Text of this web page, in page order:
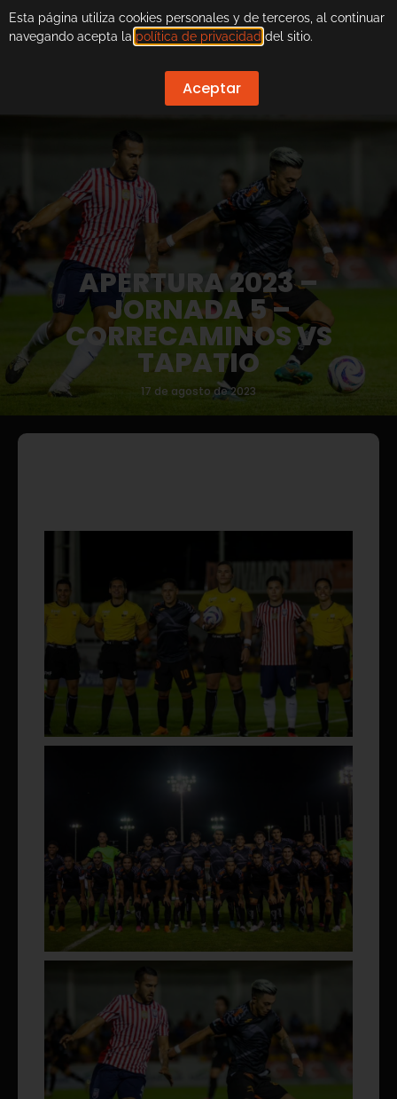
APERTURA 2023 –
JORNADA 5 –
CORRECAMINOS VS
TAPATIO
17 de agosto de 2023
Esta página utiliza cookies personales y de terceros, al continuar
navegando acepta la política de privacidad del sitio.
Aceptar